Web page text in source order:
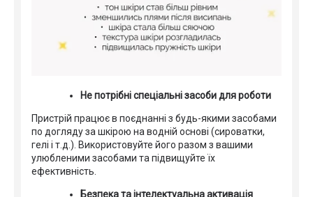
Не потрібні спеціальні засоби для роботи
Пристрій працює в поєднанні з будь-якими засобами
по догляду за шкірою на водній основі (сироватки,
гелі і т.д.). Використовуйте його разом з вашими
улюбленими засобами та підвищуйте їх
ефективність.
Безпека та інтелектуальна активація